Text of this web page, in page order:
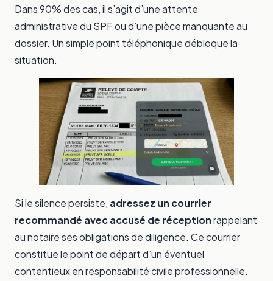
Dans 90% des cas, il s’agit d’une attente
administrative du SPF ou d’une pièce manquante au
dossier. Un simple point téléphonique débloque la
situation.
Si le silence persiste, adressez un courrier
recommandé avec accusé de réceptionrappelant
au notaire ses obligations de diligence. Ce courrier
constitue le point de départ d’un éventuel
contentieux en responsabilité civile professionnelle.